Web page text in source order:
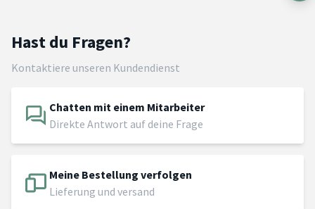
Hast du Fragen?
Kontaktiere unseren Kundendienst
Chatten mit einem Mitarbeiter
Direkte Antwort auf deine Frage
Meine Bestellung verfolgen
Lieferung und versand